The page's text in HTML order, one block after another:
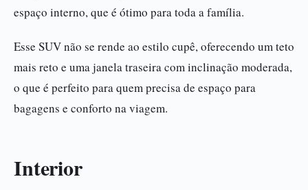
espaço interno, que é ótimo para toda a família.
Esse SUV não se rende ao estilo cupê, oferecendo um teto
mais reto e uma janela traseira com inclinação moderada,
o que é perfeito para quem precisa de espaço para
bagagens e conforto na viagem.
Interior